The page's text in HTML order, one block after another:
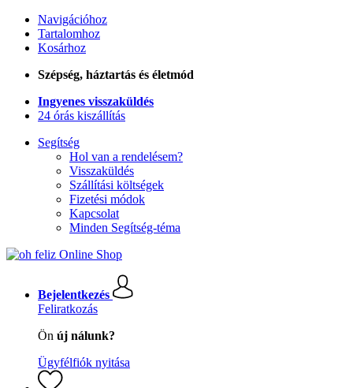
Navigációhoz
Tartalomhoz
Kosárhoz
Szépség, háztartás és életmód
Ingyenes visszaküldés
24 órás kiszállítás
Segítség
Hol van a rendelésem?
Visszaküldés
Szállítási költségek
Fizetési módok
Kapcsolat
Minden Segítség-téma
Bejelentkezés
Feliratkozás
Ön új nálunk?
Ügyfélfiók nyitása